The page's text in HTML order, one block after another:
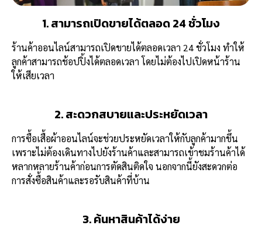
1. สามารถเปิดขายได้ตลอด 24 ชั่วโมง
ร้านค้าออนไลน์สามารถเปิดขายได้ตลอดเวลา 24 ชั่วโมง ทำให้
ลูกค้าสามารถช้อปปิ้งได้ตลอดเวลา โดยไม่ต้องไปเปิดหน้าร้าน
ให้เสียเวลา
2. สะดวกสบายและประหยัดเวลา
การซื้อเสื้อผ้าออนไลน์จะช่วยประหยัดเวลาให้กับลูกค้ามากขึ้น
เพราะไม่ต้องเดินทางไปยังร้านค้าและสามารถเข้าชมร้านค้าได้
หลากหลายร้านค้าก่อนการตัดสินติดใจ นอกจากนี้ยังสะดวกต่อ
การสั่งซื้อสินค้าและรอรับสินค้าที่บ้าน
3. ค้นหาสินค้าได้ง่าย